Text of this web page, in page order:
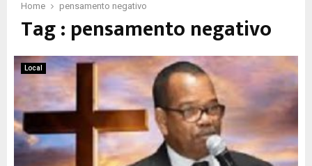
Home pensamento negativo
Tag : pensamento negativo
Local